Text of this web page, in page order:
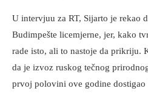
U intervjuu za RT, Sijarto je rekao
Budimpešte licemjerne, jer, kako
rade isto, ali to nastoje da prikriju.
da je izvoz ruskog tečnog
prvoj polovini ove godine